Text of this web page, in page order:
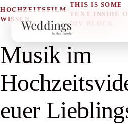
HOCHZEITSFILM-
WISSEN
THIS IS SOME
TEXT INSIDE
DIV BLOCK.
Musik im
euer